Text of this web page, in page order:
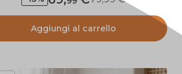
Aggiungi al carrello